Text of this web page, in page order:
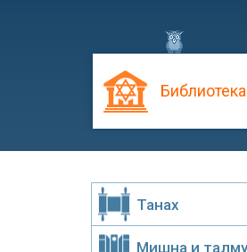
Библиотека
Танах
Мишна и